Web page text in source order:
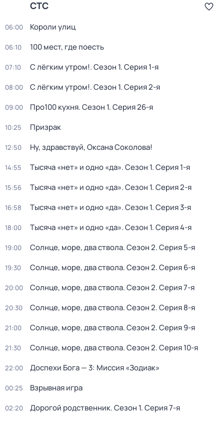
СТС
06:00 Короли улиц
06:10 100 мест, где поесть
07:10 С лёгким утром!. Сезон 1. Серия 1-я
08:00 С лёгким утром!. Сезон 1. Серия 2-я
09:00 Про100 кухня. Сезон 1. Серия 26-я
10:25 Призрак
12:50 Ну, здравствуй, Оксана Соколова!
14:55 Тысяча «нет» и одно «да». Сезон 1. Серия 1-я
15:56 Тысяча «нет» и одно «да». Сезон 1. Серия 2-я
16:58 Тысяча «нет» и одно «да». Сезон 1. Серия 3-я
18:00 Тысяча «нет» и одно «да». Сезон 1. Серия 4-я
19:00 Солнце, море, два ствола. Сезон 2. Серия 5-я
19:30 Солнце, море, два ствола. Сезон 2. Серия 6-я
20:00 Солнце, море, два ствола. Сезон 2. Серия 7-я
20:30 Солнце, море, два ствола. Сезон 2. Серия 8-я
21:00 Солнце, море, два ствола. Сезон 2. Серия 9-я
21:30 Солнце, море, два ствола. Сезон 2. Серия 10-я
22:00 Доспехи Бога — 3: Миссия «Зодиак»
00:25 Взрывная игра
02:20 Дорогой родственник. Сезон 1. Серия 7-я